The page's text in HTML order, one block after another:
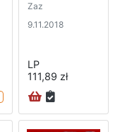
Zaz
9.11.2018
LP
111,89 zł